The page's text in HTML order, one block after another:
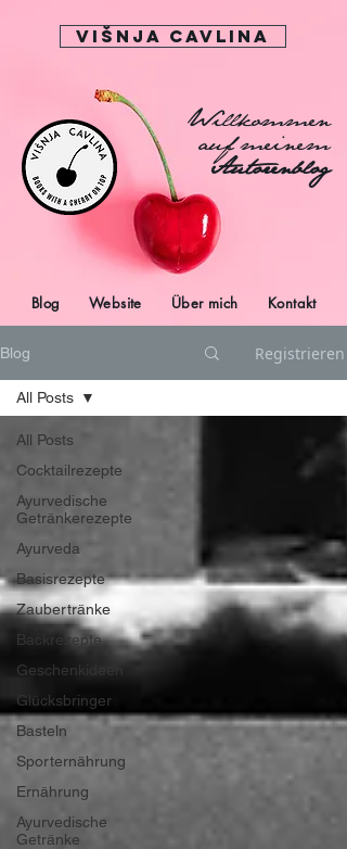
Višnja Cavlina
Willkommen
auf meinem
Autorenblog
Blog Website Über mich Kontakt
Blog Registrieren
All Posts
Cocktailrezepte
Ayurvedische
Getränkerezepte
Ayurveda
Basisrezepte
Zaubertränke
Backrezepte
Geschenkideen
Glücksbringer
Basteln
Sporternährung
Ernährung
Ayurvedische
Getränke
All Posts